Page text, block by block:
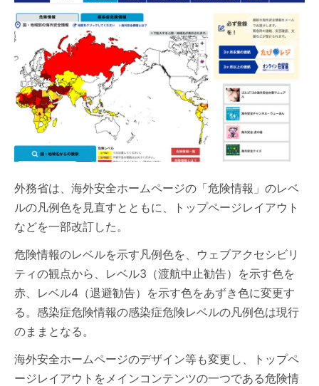
外務省は、海外安全ホームページの「危険情報」のレベ
ルの凡例色を見直すとともに、トップページレイアウト
などを一部改訂した。
危険情報のレベルを示す凡例色を、ウェブアクセシビリ
ティの観点から、レベル3（渡航中止勧告）を示す色を
赤、レベル4（退避勧告）を示す色をあずき色に変更す
る。感染症危険情報の感染症危険レベルの凡例色は現行
のままとなる。
海外安全ホームページのデザイン等も変更し、トップペ
ージレイアウトをメインコンテンツの一つである危険情